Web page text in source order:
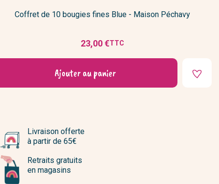
Coffret de 10 bougies fines Blue - Maison Péchavy
Prix
23,00 €TTC
Ajouter au panier
Livraison offerte
à partir de 65€
Retraits gratuits
en magasins